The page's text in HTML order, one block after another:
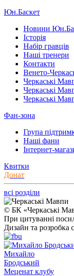
Юн.Баскет
Новини
Історія
Набір гравців
Наші тренери
Контакти
Венето-
Черкаські
Черкаські
Черкаські
Фан-зона
Група
Наші фани
Інтернет-
Квитки
Донат
всі розділи
© БК «Черкаські
При цитуванні
Дизайн та розробка
Михайло
Бродський
Меценат клубу